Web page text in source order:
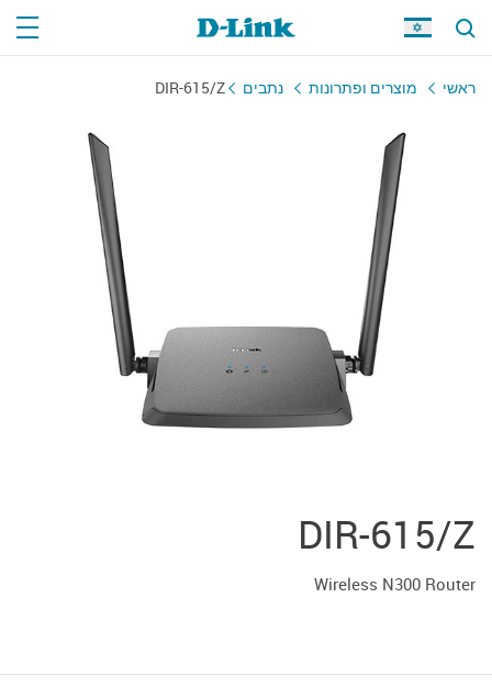
ראשי מוצרים ופתרונות נתבים DIR-615/Z
DIR-615/Z
Wireless N300 Router